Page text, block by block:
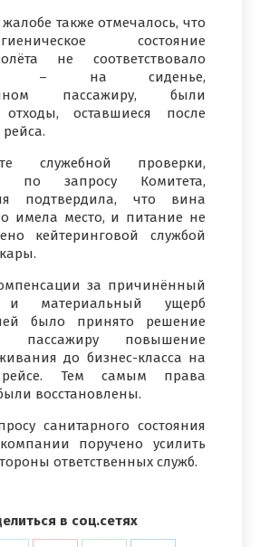
также отмечалось, что
состояние
не соответствовало
– на сиденье,
пассажиру, были
оставшиеся после
служебной проверки,
по запросу Комитета,
подтвердила, что вина
имела место, и питание не
кейтеринговой службой
за причинённый
и материальный ущерб
было принято решение
пассажиру повышение
до бизнес-класса на
Тем самым права
восстановлены.
санитарного состояния
поручено усилить
ответственных служб.
в соц.сетях